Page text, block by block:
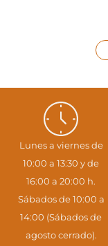
Lunes a viernes de
10:00 a 13:30 y de
16:00 a 20:00 h.
Sábados de 10:00 a
14:00 (Sábados de
agosto cerrado).